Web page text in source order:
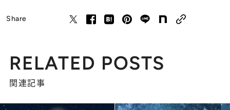
Share
RELATED POSTS
関連記事